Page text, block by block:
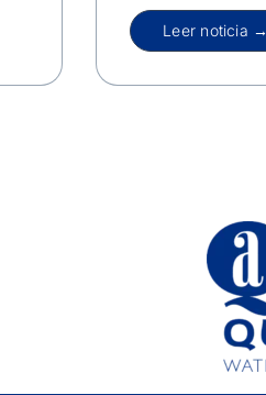
Leer noticia →